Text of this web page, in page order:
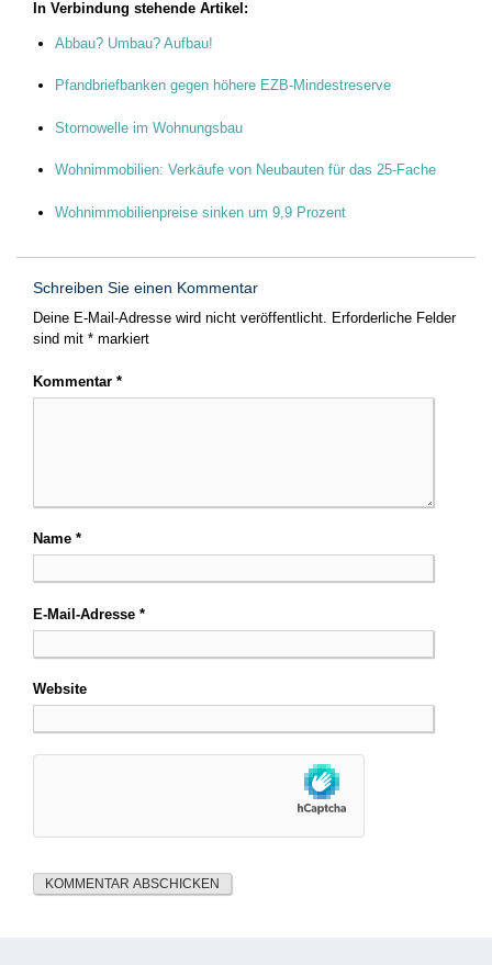
In Verbindung stehende Artikel:
Abbau? Umbau? Aufbau!
Pfandbriefbanken gegen höhere EZB-Mindestreserve
Stornowelle im Wohnungsbau
Wohnimmobilien: Verkäufe von Neubauten für das 25-Fache
Wohnimmobilienpreise sinken um 9,9 Prozent
Schreiben Sie einen Kommentar
Deine E-Mail-Adresse wird nicht veröffentlicht. Erforderliche Felder
sind mit * markiert
Kommentar *
Name *
E-Mail-Adresse *
Website